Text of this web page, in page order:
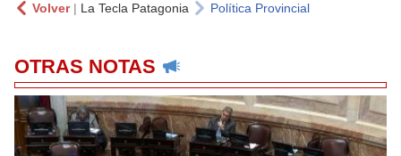
Volver| La Tecla Patagonia Política Provincial
OTRAS NOTAS